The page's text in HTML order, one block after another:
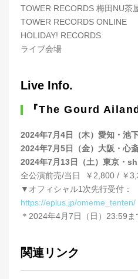
TOWER RECORDS 梅田NU茶
TOWER RECORDS ONLINE
HOLIDAY! RECORDS
ライブ会場
Live Info.
『The Gourd
2024年7月4日（木）愛知・池
2024年7月5日（金）大阪・心
2024年7月13日（土）東京・
全公演前売/当日 ￥2,800 / ￥
▼オフィシャル1次先行受付：
https://eplus.jp/omeme_tenten/
＊2024年4月7日（日）23:59ま
関連リンク